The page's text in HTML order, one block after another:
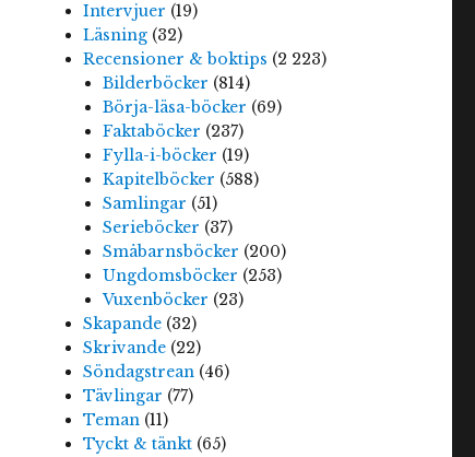
Intervjuer (19)
Läsning (32)
Recensioner & boktips (2 223)
Bilderböcker (814)
Börja-läsa-böcker (69)
Faktaböcker (237)
Fylla-i-böcker (19)
Kapitelböcker (588)
Samlingar (51)
Serieböcker (37)
Småbarnsböcker (200)
Ungdomsböcker (253)
Vuxenböcker (23)
Skapande (32)
Skrivande (22)
Söndagstrean (46)
Tävlingar (77)
Teman (11)
Tyckt & tänkt (65)